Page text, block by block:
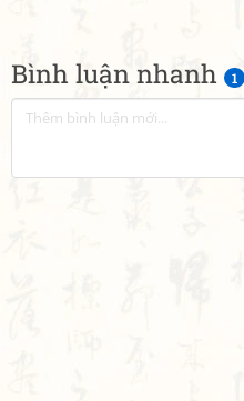
Bình luận nhanh 1